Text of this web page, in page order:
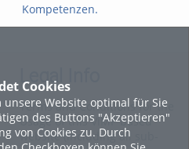
Cookies
unsere Website optimal für Sie
des Buttons "Akzeptieren"
von Cookies zu. Durch
Kompetenzen.
Perspektiven. Zukunft:
Legal Info
Terms and Conditions for the
Usage of this ViMP based
website (including all sub-